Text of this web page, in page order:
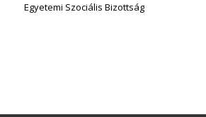
Egyetemi Szociális Bizottság